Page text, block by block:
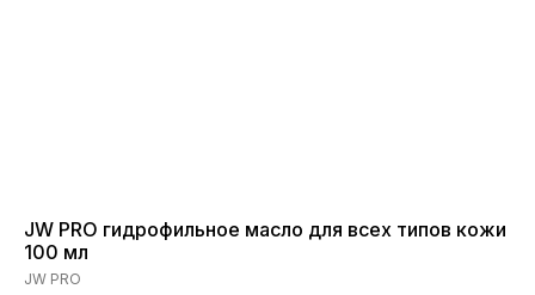
JW PRO гидрофильное масло для всех типов кожи
100 мл
JW PRO